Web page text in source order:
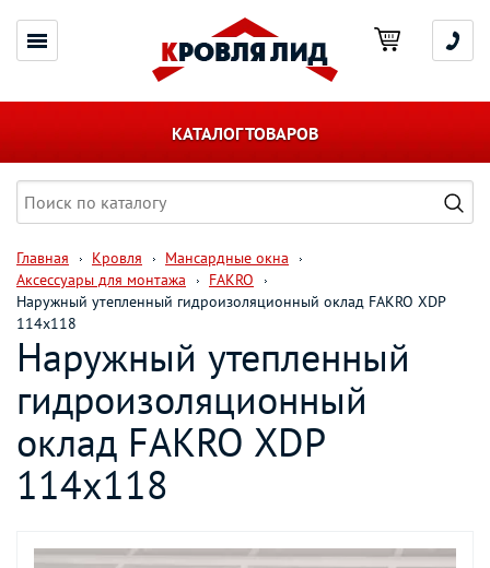
КАТАЛОГ ТОВАРОВ
Главная Кровля
Мансардные окна
Аксессуары для монтажа
FAKRO
Наружный утепленный гидроизоляционный оклад FAKRO XDP
114х118
Наружный утепленный
гидроизоляционный
оклад FAKRO XDP
114х118